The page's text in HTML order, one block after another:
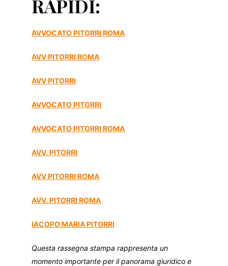
RAPIDI:
AVVOCATO PITORRI ROMA
AVV PITORRI ROMA
AVV PITORRI
AVVOCATO PITORRI
AVVOCATO PITORRI ROMA
AVV. PITORRI
AVV PITORRI ROMA
AVV. PITORRI ROMA
IACOPO MARIA PITORRI
Questa rassegna stampa rappresenta un
momento importante per il panorama giuridico e